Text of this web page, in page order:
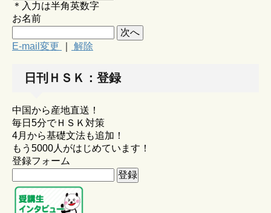
＊入力は半角英数字
お名前
E-mail変更 解除
日刊ＨＳＫ：登録
中国から産地直送！
毎日5分でＨＳＫ対策
4月から基礎文法も追加！
もう5000人がはじめています！
登録フォーム